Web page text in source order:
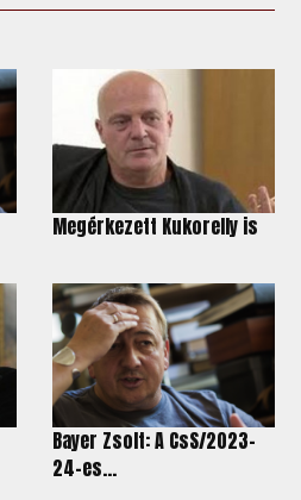
Megérkezett Kukorelly is
Bayer Zsolt: A CsS/2023–
24-es...